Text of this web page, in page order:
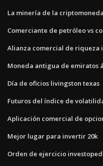
La minería de la
Comerciante de petróleo vs
Alianza comercial de riqueza
Moneda antigua de emiratos
Día de oficios livingston texas
Futuros del índice de
Aplicación comercial de
Mejor lugar para invertir 20k
Orden de ejercicio